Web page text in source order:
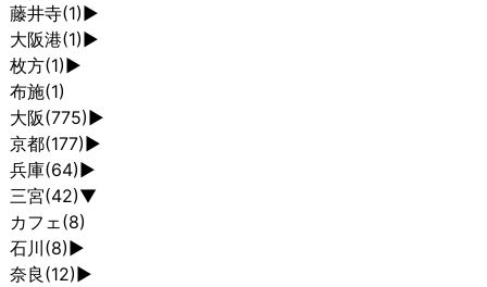
藤井寺(1) ►
大阪港(1) ►
枚方(1) ►
布施(1)
大阪(775) ►
京都(177) ►
兵庫(64) ►
三宮(42)▼
カフェ(8)
石川 (8) ►
奈良 (12) ►